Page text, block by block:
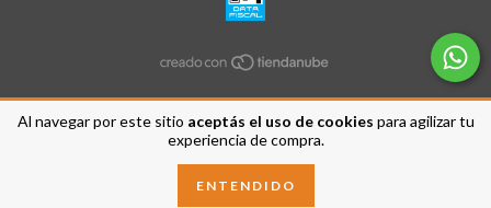
Al navegar por este sitio aceptás el uso de cookies para agilizar tu
experiencia de compra.
ENTENDIDO